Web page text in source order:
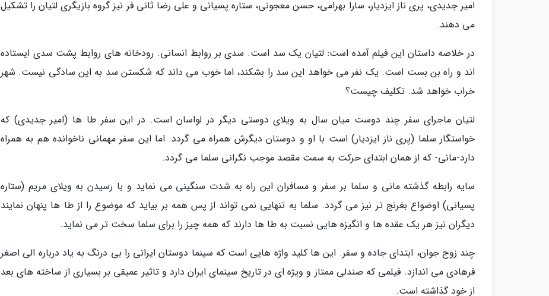
امیر جدیدی، پری ناز ایزدیار، سارا بهرامی، حسن معجونی، ستاره پسیانی و علی رضا ثانی فر نیز گروه بازیگری لتیان را تشکیل
می دهند.
در خلاصه داستان این فیلم آمده است: لتیان یک سد است. سدی بر روابط انسانی. رودخانه های روابط پشت سدی ایستاده
اند و راه بن بست است. یک نفر می خواهد این سد را بشکند، اما خوب می داند که شکستن سد به این سادگی نیست. شهر
خراب خواهد شد. تکلیف چیست؟
لتیان ماجرای سفر چند دوست میان سال به ویلای دوستی دیگر در لواسان است. در این سفر طا ها (امیر جدیدی) که
خواستگار سلما (پری ناز ایزدیار) است با او و دوستان دیگرش همراه می گردد. اما این سفر مهمانی ناخوانده هم به همراه
دارد-مانی- که از همان ابتدای حرکت به سمت مقصد موجب نگرانی سلما می گردد.
سایه رابطه گذشته مانی و سلما بر سفر و مسافران این راه به شدت سنگینی می نماید و با رسیدن به ویلای مریم (ستاره
پسیانی) اوضواع بغرنج تر نیز می گردد. سلما به تنهایی نمی تواند از پس همه بر بیاید که موضوع را از طا ها پنهان نمایند
دیگران نیز هر یک عقده ها و انگیزه هایی نسبت به طا ها دارند که همه چیز را برای سلما سخت تر می نماید.
چند زوج جوان، ابتدای جاده و سفر. این ها کلید واژه هایی است که سینما دوستان ایرانی را بی درنگ به یاد درباره الی اصغر
فرهادی می اندازد. فیلمی که صندلی ممتاز و ویژه ای در تاریخ سینمای ایران دارد و تاثیر عمیقی بر بسیاری از ساخته های بعد
از خود گذاشته است.